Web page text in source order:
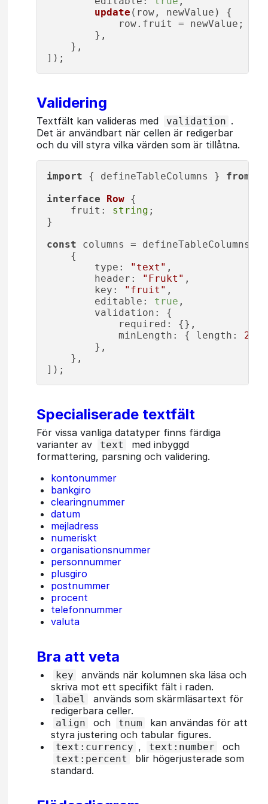
update ( row, newValue ) {
            row.
fruit
= newValue;
        },
    },
Validering
Textfält kan valideras med validation .
Det är användbart när cellen är redigerbar
och du vill styra vilka värden som är tillåtna.
import { defineTableColumns } from
interface
Row {
fruit : string ;
}
const columns = defineTableColumns<
    {
type : "text" ,
header : "Frukt" ,
key : "fruit" ,
editable : true ,
validation : {
required : {},
minLength : { length : 2
        },
    },
Specialiserade textfält
För vissa vanliga datatyper finns färdiga
varianter av
text
med inbyggd
formattering, parsning och validering.
kontonummer
bankgiro
clearingnummer
datum
mejladress
numeriskt
organisationsnummer
personnummer
plusgiro
postnummer
procent
telefonnummer
valuta
Bra att veta
key
används när kolumnen ska läsa och
skriva mot ett specifikt fält i raden.
label
används som skärmläsartext för
redigerbara celler.
align och tnum
kan användas för att
styra justering och tabular figures.
text:currency , text:number och
text:percent
blir högerjusterade som
standard.